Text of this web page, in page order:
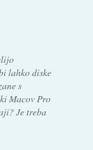
lahko diske
s
Macov Pro
Je treba